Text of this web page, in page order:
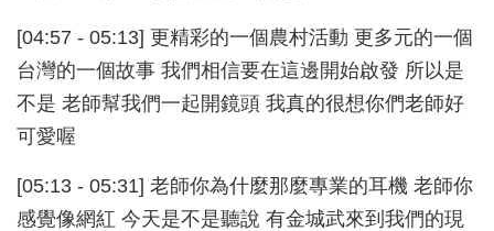
[04:57 - 05:13] 更精彩的一個農村活動 更多元的一個
台灣的一個故事 我們相信要在這邊開始啟發 所以是
不是 老師幫我們一起開鏡頭 我真的很想你們老師好
可愛喔
[05:13 - 05:31] 老師你為什麼那麼專業的耳機 老師你
感覺像網紅 今天是不是聽說 有金城武來到我們的現